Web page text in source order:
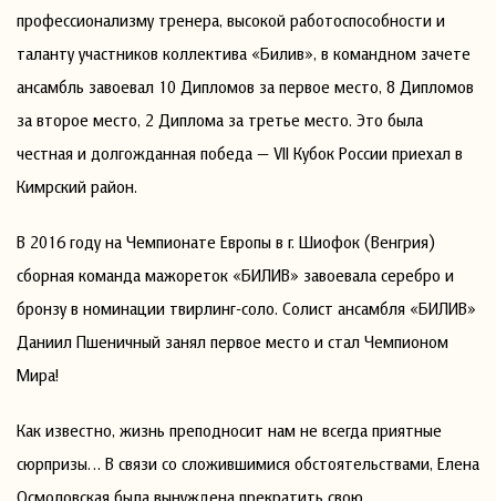
профессионализму тренера, высокой работоспособности и
таланту участников коллектива «Билив», в командном зачете
ансамбль завоевал 10 Дипломов за первое место, 8 Дипломов
за второе место, 2 Диплома за третье место. Это была
честная и долгожданная победа — VII Кубок России приехал в
Кимрский район.
В 2016 году на Чемпионате Европы в г. Шиофок (Венгрия)
сборная команда мажореток «БИЛИВ» завоевала серебро и
бронзу в номинации твирлинг-соло. Солист ансамбля «БИЛИВ»
Даниил Пшеничный занял первое место и стал Чемпионом
Мира!
Как известно, жизнь преподносит нам не всегда приятные
сюрпризы… В связи со сложившимися обстоятельствами, Елена
Осмоловская была вынуждена прекратить свою